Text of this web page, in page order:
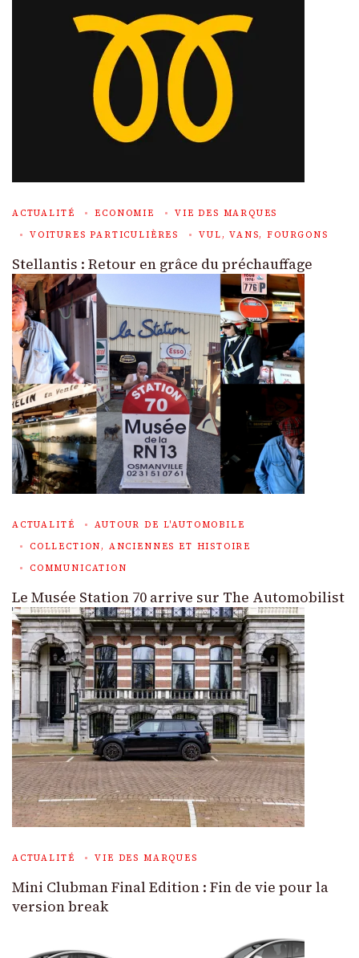
ACTUALITÉ ECONOMIE
VIE DES MARQUES
VOITURES PARTICULIÈRES
VUL, VANS, FOURGONS
Stellantis : Retour en grâce du préchauffage
ACTUALITÉ
AUTOUR DE L'AUTOMOBILE
COLLECTION, ANCIENNES ET HISTOIRE
COMMUNICATION
Le Musée Station 70 arrive sur The Automobilist
ACTUALITÉ VIE DES MARQUES
Mini Clubman Final Edition : Fin de vie pour la
version break